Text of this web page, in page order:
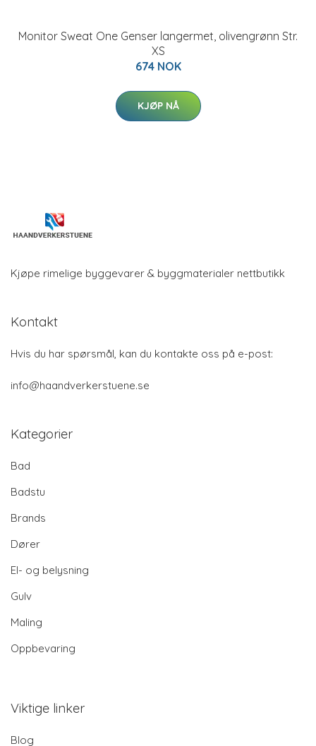
Monitor Sweat One Genser langermet, olivengrønn Str.
XS
674 NOK
KJØP NÅ
Kjøpe rimelige byggevarer & byggmaterialer nettbutikk
Kontakt
Hvis du har spørsmål, kan du kontakte oss på e-post:
info@haandverkerstuene.se
Kategorier
Bad
Badstu
Brands
Dører
El- og belysning
Gulv
Maling
Oppbevaring
Viktige linker
Blog